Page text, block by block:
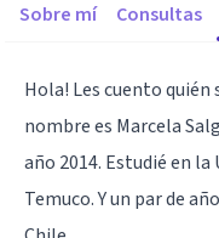
Sobre mí Consultas
Hola! Les cuento quién
nombre es Marcela
año 2014. Estudié en
Temuco. Y un par de